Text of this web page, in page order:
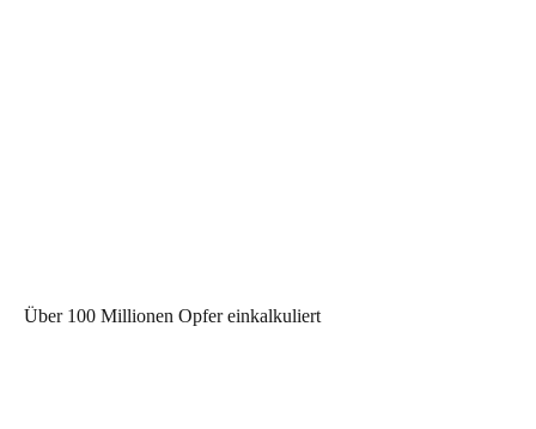
Über 100 Millionen Opfer einkalkuliert